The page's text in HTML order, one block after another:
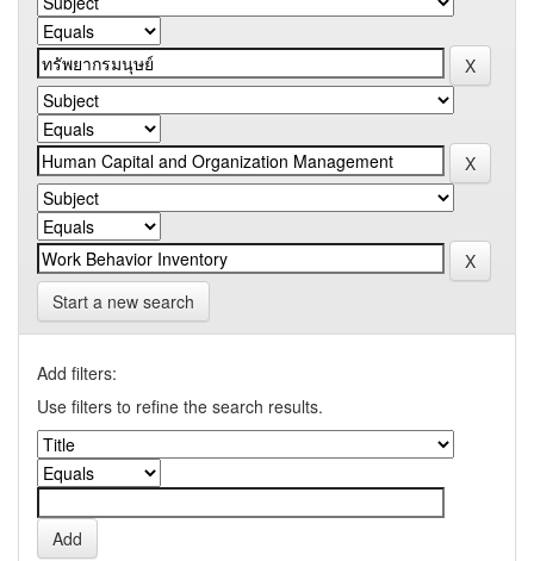
Start a new search
Add filters:
Use filters to refine the search results.